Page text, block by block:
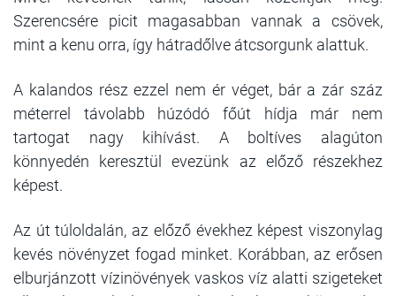
Szerencsére picit magasabban vannak a csövek,
mint a kenu orra, így hátradőlve átcsorgunk alattuk.
A kalandos rész ezzel nem ér véget, bár a zár száz
méterrel távolabb húzódó főút hídja már nem
tartogat nagy kihívást. A boltíves alagúton
könnyedén keresztül evezünk az előző részekhez
képest.
Az út túloldalán, az előző évekhez képest viszonylag
kevés növényzet fogad minket. Korábban, az erősen
elburjánzott vízinövények vaskos víz alatti szigeteket